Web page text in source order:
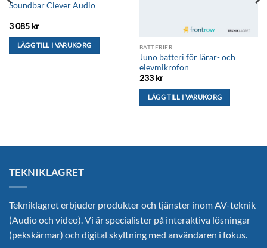
Soundbar Clever Audio
3 085 kr
LÄGG TILL I VARUKORG BATTERIER
Juno batteri för lärar- och
elevmikrofon
233 kr
LÄGG TILL I VARUKORG
TEKNIKLAGRET
Tekniklagret erbjuder produkter och tjänster inom AV-teknik
(Audio och video). Vi är specialister på interaktiva lösningar
(pekskärmar) och digital skyltning med användaren i fokus.